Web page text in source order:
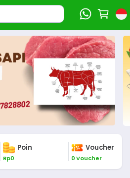
Poin
Rp0
Voucher
0 Voucher